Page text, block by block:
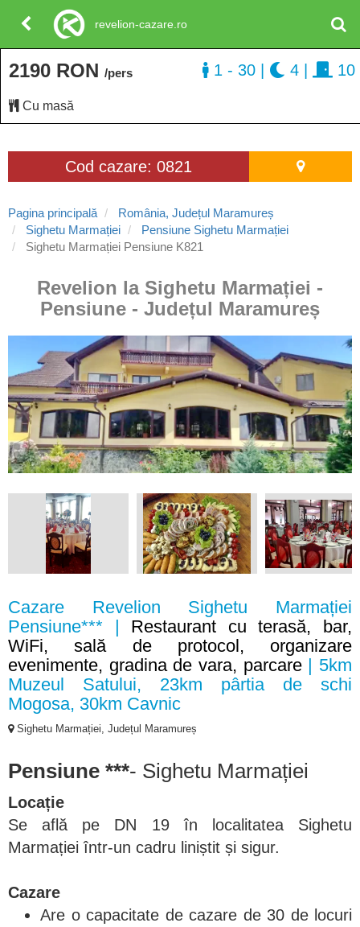
Cod cazare: 0821
Pagina principală
România, Județul Maramureș
Sighetu Marmației
Pensiune Sighetu Marmației
Sighetu Marmației Pensiune K821
Revelion la Sighetu Marmației -
Pensiune - Județul Maramureș
Cazare Revelion Sighetu Marmației
Pensiune*** | Restaurant cu terasă, bar,
WiFi, sală de protocol, organizare
evenimente, gradina de vara, parcare| 5km
Muzeul Satului, 23km pârtia de schi
Mogosa, 30km Cavnic
Sighetu Marmației, Județul Maramureș
Pensiune ***- Sighetu Marmației
Locație
Se află pe DN 19 în localitatea Sighetu
Marmației într-un cadru liniștit și sigur.
Cazare
Are o capacitate de cazare de 30 de locuri
2190 RON /pers
Cu masă
1 - 30 4 10
revelion-cazare.ro